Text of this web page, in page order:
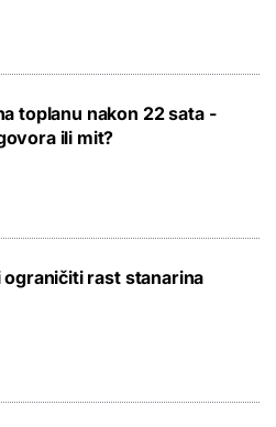
toplanu nakon 22 sata -
ili mit?
ograničiti rast stanarina